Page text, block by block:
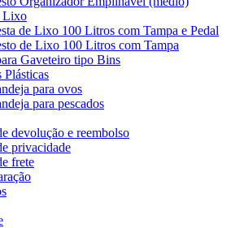
Lixo
de Lixo 100 Litros com Tampa e Pedal
de Lixo 100 Litros com Tampa
Gaveteiro tipo Bins
Plásticas
para ovos
para pescados
devolução e reembolso
privacidade
frete